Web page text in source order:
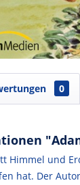
0
Himmel und
hat. Der